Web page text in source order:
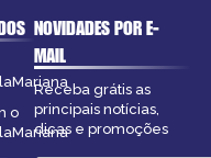
o
NOVIDADES POR E-
MAIL
Receba grátis as
principais notícias,
dicas e promoções